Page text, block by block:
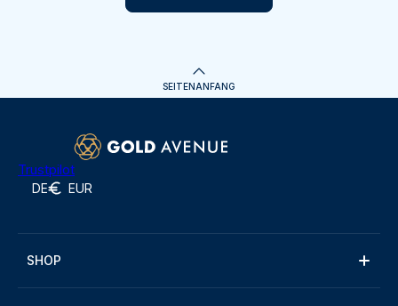
SEITENANFANG
Trustpilot
DE EUR
SHOP